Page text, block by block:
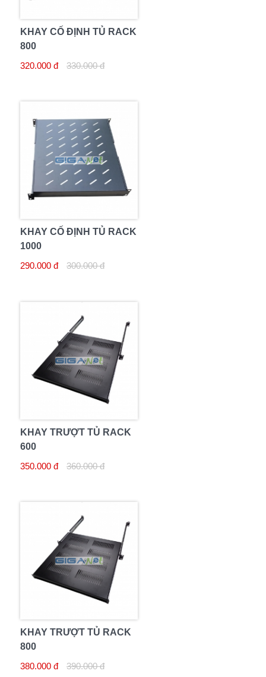
KHAY CỐ ĐỊNH TỦ RACK
800
320.000 đ
330.000 đ
KHAY CỐ ĐỊNH TỦ RACK
1000
290.000 đ
300.000 đ
KHAY TRƯỢT TỦ RACK
600
350.000 đ
360.000 đ
KHAY TRƯỢT TỦ RACK
800
380.000 đ
390.000 đ